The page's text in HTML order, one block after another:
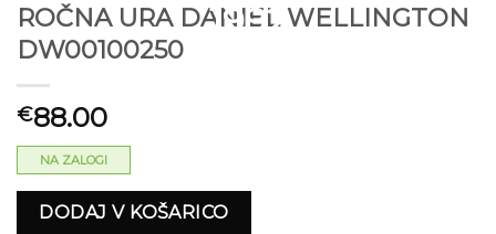
Dodaj
ROČNA URA DANIEL WELLINGTON
DW00100250
€88.00
NA ZALOGI
DODAJ V KOŠARICO